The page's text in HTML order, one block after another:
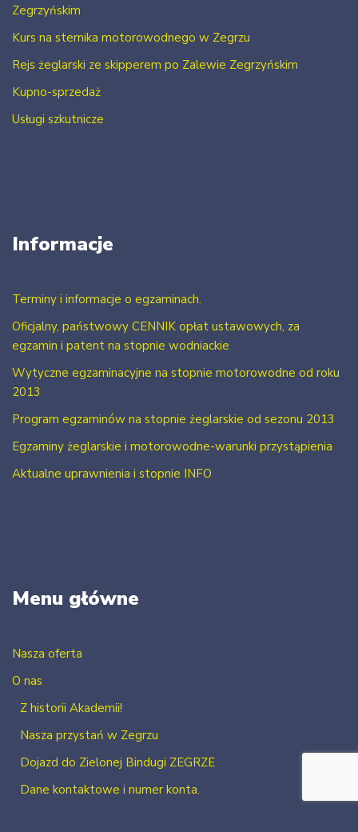
Zegrzyńskim
Kurs na sternika motorowodnego w Zegrzu
Rejs żeglarski ze skipperem po Zalewie Zegrzyńskim
Kupno-sprzedaż
Usługi szkutnicze
Informacje
Terminy i informacje o egzaminach.
Oficjalny, państwowy CENNIK opłat ustawowych, za
egzamin i patent na stopnie wodniackie
Wytyczne egzaminacyjne na stopnie motorowodne od roku
2013
Program egzaminów na stopnie żeglarskie od sezonu 2013
Egzaminy żeglarskie i motorowodne-warunki przystąpienia
Aktualne uprawnienia i stopnie INFO
Menu główne
Nasza oferta
O nas
Z historii Akademii!
Nasza przystań w Zegrzu
Dojazd do Zielonej Bindugi ZEGRZE
Dane kontaktowe i numer konta.